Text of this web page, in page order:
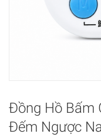
Đồng Hồ Bấm
Đếm Ngược